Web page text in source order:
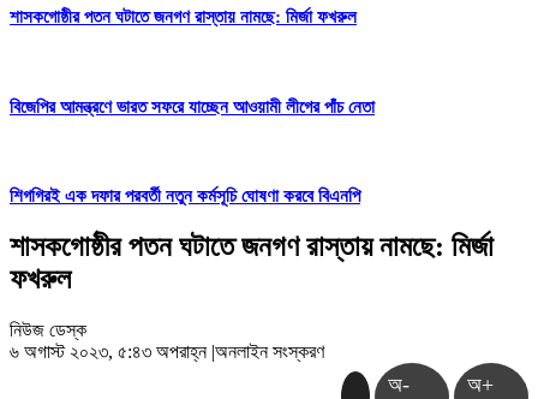
শাসকগোষ্ঠীর পতন ঘটাতে জনগণ রাস্তায় নামছে: মির্জা ফখরুল
বিজেপির আমন্ত্রণে ভারত সফরে যাচ্ছেন আওয়ামী লীগের পাঁচ নেতা
শিগগিরই এক দফার পরবর্তী নতুন কর্মসূচি ঘোষণা করবে বিএনপি
শাসকগোষ্ঠীর পতন ঘটাতে জনগণ রাস্তায় নামছে: মির্জা
ফখরুল
নিউজ ডেস্ক
৬ অগাস্ট ২০২৩, ৫:৪৩ অপরাহ্ন |অনলাইন সংস্করণ
অ- অ+